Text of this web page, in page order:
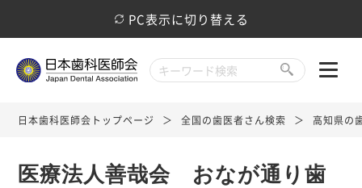
PC表示に切り替える
日本歯科医師会トップページ 全国の歯医者さん検索 高知県の
医療法人善哉会 おなが通り歯